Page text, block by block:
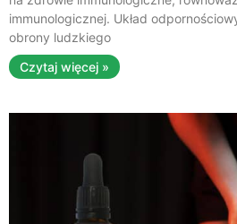
immunologicznej. Układ
obrony ludzkiego
Czytaj więcej »